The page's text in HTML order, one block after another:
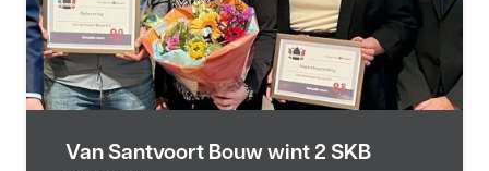
Van Santvoort Bouw wint 2 SKB